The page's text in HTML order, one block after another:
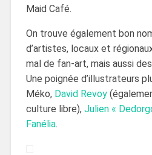
Maid Café.
On trouve également bon
d’artistes, locaux et
mal de fan-art, mais aussi
Une poignée d’illustrateurs
Méko, David Revoy
culture libre), Julien «
Fanélia.